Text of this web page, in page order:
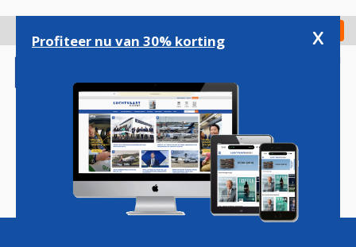
gaan
Check in
Magazine Podcasts Vacatures
Profiteer nu van 30% korting x